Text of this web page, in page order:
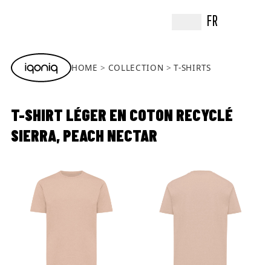
FR
HOME COLLECTION T-SHIRTS
T-SHIRT LÉGER EN COTON RECYCLÉ
SIERRA, PEACH NECTAR